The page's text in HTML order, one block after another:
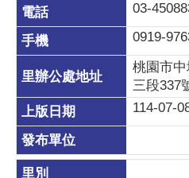
03-
0919-
桃園市
三段337
114-07-